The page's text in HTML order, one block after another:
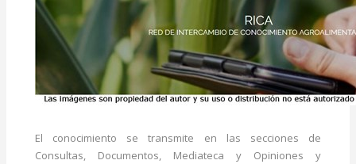
El conocimiento se transmite en las secciones de
Consultas, Documentos, Mediateca y Opiniones y